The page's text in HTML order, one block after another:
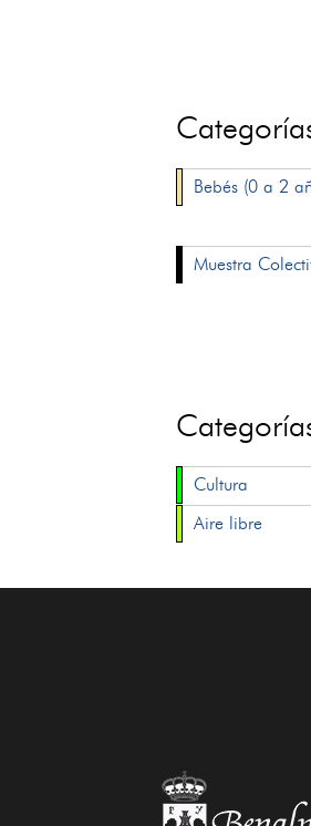
Bebés (0 a 2
Muestra
Cultura
Aire libre